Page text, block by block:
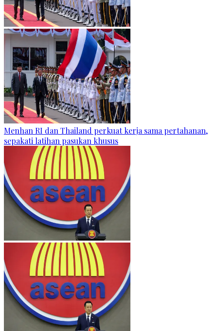
Menhan RI dan Thailand perkuat kerja sama pertahanan,
sepakati latihan pasukan khusus